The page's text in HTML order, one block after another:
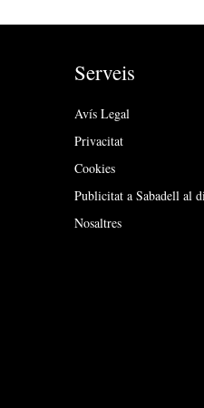
Serveis
Avís Legal
Privacitat
Cookies
Publicitat a Sabadell al
Nosaltres